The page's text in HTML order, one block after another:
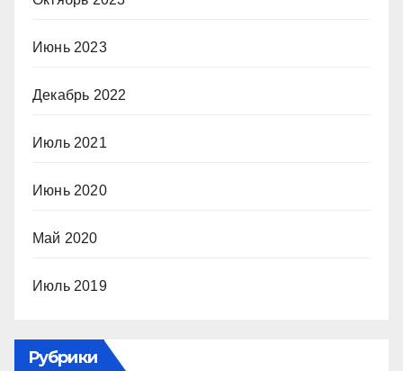
Июнь 2023
Декабрь 2022
Июль 2021
Июнь 2020
Май 2020
Июль 2019
Рубрики